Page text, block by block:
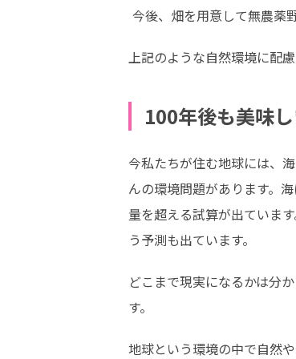
今後、畑を用意して無農薬
上記のような自然環境に配
100年後も美味
今私たちが住む地球には、
んの環境問題があります。
量を超える試算が出ていま
う予測も出ています。
どこまで現実になるかは分
す。
地球という環境の中で自然